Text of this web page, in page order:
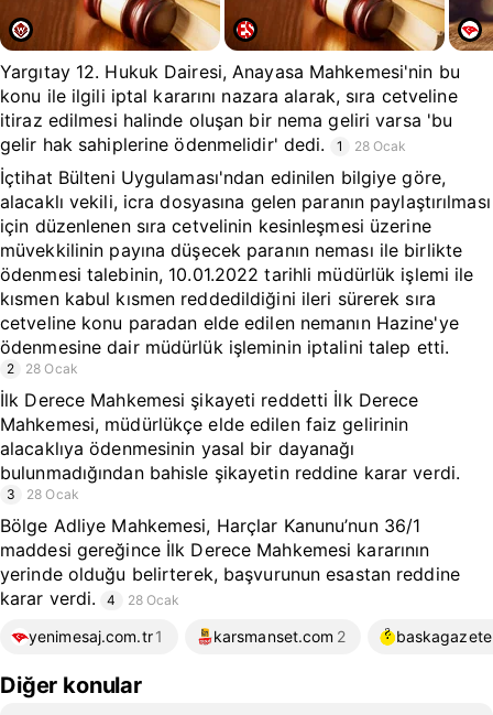
Yargıtay 12. Hukuk Dairesi, Anayasa Mahkemesi'nin bu
konu ile ilgili iptal kararını nazara alarak, sıra cetveline
itiraz edilmesi halinde oluşan bir nema geliri varsa 'bu
gelir hak sahiplerine ödenmelidir' dedi.
1 28 Ocak
İçtihat Bülteni Uygulaması'ndan edinilen bilgiye göre,
alacaklı vekili, icra dosyasına gelen paranın paylaştırılması
için düzenlenen sıra cetvelinin kesinleşmesi üzerine
müvekkilinin payına düşecek paranın neması ile birlikte
ödenmesi talebinin, 10.01.2022 tarihli müdürlük işlemi ile
kısmen kabul kısmen reddedildiğini ileri sürerek sıra
cetveline konu paradan elde edilen nemanın Hazine'ye
ödenmesine dair müdürlük işleminin iptalini talep etti.
2 28 Ocak
İlk Derece Mahkemesi şikayeti reddetti İlk Derece
Mahkemesi, müdürlükçe elde edilen faiz gelirinin
alacaklıya ödenmesinin yasal bir dayanağı
bulunmadığından bahisle şikayetin reddine karar verdi.
3 28 Ocak
Bölge Adliye Mahkemesi, Harçlar Kanunu’nun 36/1
maddesi gereğince İlk Derece Mahkemesi kararının
yerinde olduğu belirterek, başvurunun esastan reddine
karar verdi.
4 28 Ocak
yenimesaj.com.tr1 karsmanset.com 2
Diğer konular